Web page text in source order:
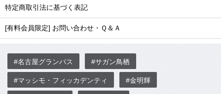
特定商取引法に基づく表記
[有料会員限定] お問い合わせ・Ｑ＆Ａ
#名古屋グランパス #サガン鳥栖
#マッシモ・フィッカデンティ #金明輝